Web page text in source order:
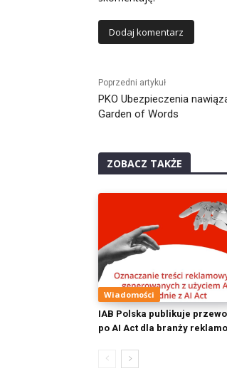
Poprzedni artykuł
PKO Ubezpieczenia
Garden of Words
ZOBACZ TAKŻE
Wiadomości
IAB Polska publikuje
po AI Act dla branży